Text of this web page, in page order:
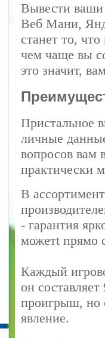
Вывести
Веб Мани,
станет то,
чем чаще вы
это значит,
Пристальное
личные
вопросов вам
практически
В
- гарантия
можетt прямо
Каждый
он
проигрыш, но
явление.